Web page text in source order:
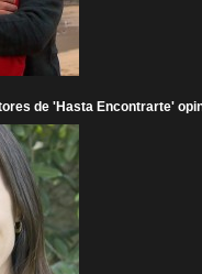
de 'Hasta Encontrarte'